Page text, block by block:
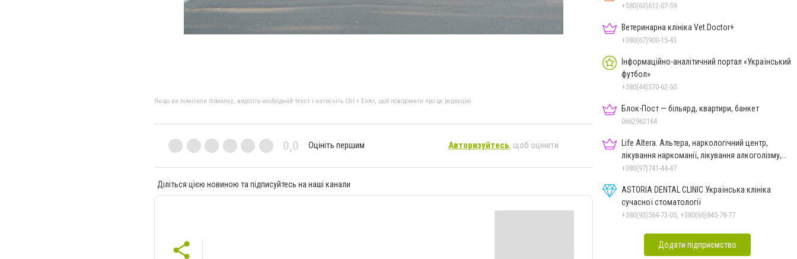
Якщо ви помітили помилку, виділіть необхідний текст і натисніть Ctrl + Enter, щоб повідомити про це редакцію
0,0 Оцініть першим Авторизуйтесь, щоб оцінити
Діліться цією новиною та підписуйтесь на наші канали
+380(63)612-07-59
Ветеринарна клініка Vet.Doctor+
+380(67)900-15-43
Інформаційно-аналітичний портал «Український
футбол»
+380(44)570-62-50
Блок-Пост — більярд, квартири, банкет
0662962164
Life Altera. Альтера, наркологічний центр,
лікування наркоманії, лікування алкоголізму,
зняття ломки
+380(97)741-44-47
ASTORIA DENTAL CLINIC Українська клініка
сучасної стоматології
+380(93)564-73-05, +380(66)845-78-77
Додати підприємство